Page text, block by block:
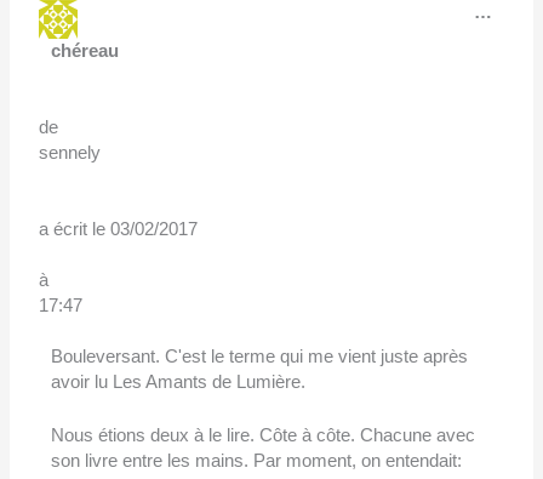
chéreau
de
sennely
a écrit le 03/02/2017
à
17:47
Bouleversant. C'est le terme qui me vient juste après
avoir lu Les Amants de Lumière.
Nous étions deux à le lire. Côte à côte. Chacune avec
son livre entre les mains. Par moment, on entendait:
…
cette